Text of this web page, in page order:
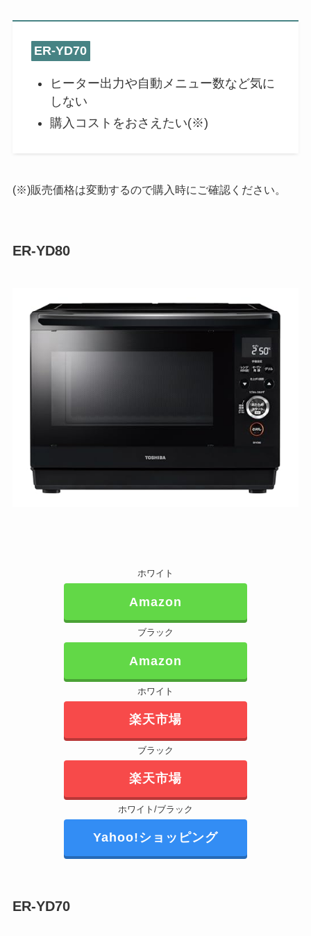
ER-YD70
ヒーター出力や自動メニュー数など気に
しない
購入コストをおさえたい(※)
(※)販売価格は変動するので購入時にご確認ください。
ER-YD80
ホワイト
Amazon
ブラック
Amazon
ホワイト
楽天市場
ブラック
楽天市場
ホワイト/ブラック
Yahoo!ショッピング
ER-YD70